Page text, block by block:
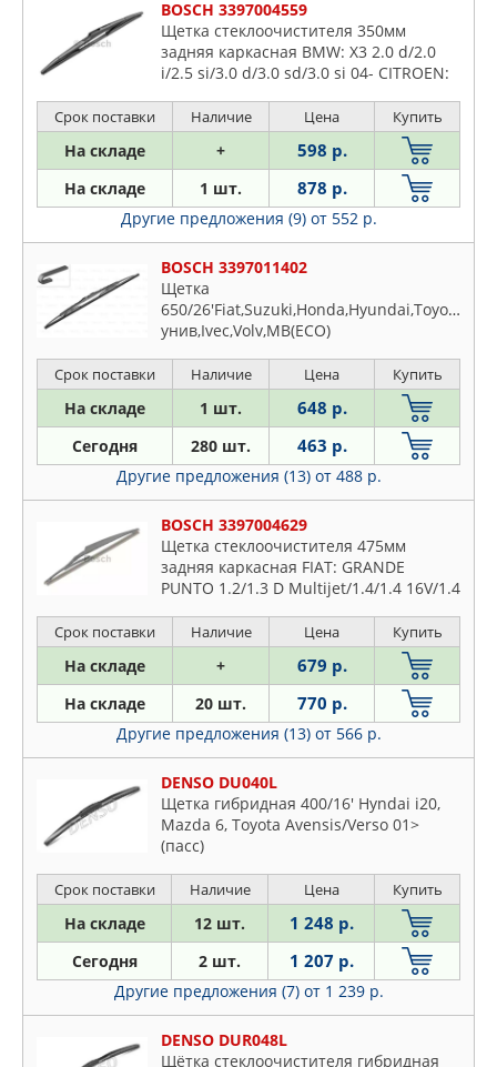
Ds3
Ds4
Ds5
Evasion
Gs
Jumper
Mehari
Nemo
Saxo
Spacetourer
Xantia
Xm
BOSCH 3397004559
Щетка стеклоочистителя 350мм
задняя каркасная BMW: X3 2.0 d/2.0
i/2.5 si/3.0 d/3.0 sd/3.0 si 04- CITROEN:
HDi/2.0 i, C4 Picasso
Срок поставки Наличие Цена Купить
На складе + 598 р.
На складе 1 шт. 878 р.
Другие предложения (9) от 552 р.
BOSCH 3397011402
Щетка
650/
унив,Ivec,Volv,MB(ECO)
Срок поставки Наличие Цена Купить
На складе 1 шт. 648 р.
Сегодня 280 шт. 463 р.
Другие предложения (13) от 488 р.
BOSCH 3397004629
Щетка стеклоочистителя 475мм
задняя каркасная FIAT: GRANDE
PUNTO 1.2/1.3 D Multijet/1.4/1.4 16V/1.4
HONDA: CIVIC VI Hatchback
Срок поставки Наличие Цена Купить
На складе + 679 р.
На складе 20 шт. 770 р.
Другие предложения (13) от 566 р.
DENSO DU040L
Щетка гибридная 400/16' Hyndai i20,
Mazda 6, Toyota Avensis/Verso 01>
(пасс)
Срок поставки Наличие Цена Купить
На складе 12 шт. 1 248 р.
Сегодня 2 шт. 1 207 р.
Другие предложения (7) от 1 239 р.
DENSO DUR048L
Щётка стеклоочистителя гибридная